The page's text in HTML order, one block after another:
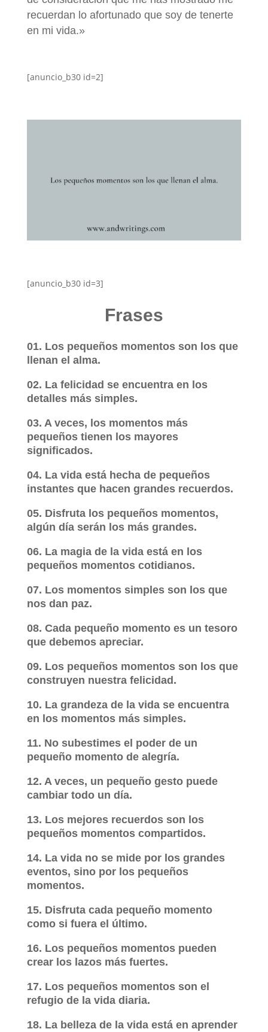
recuerdan lo afortunado que soy de tenerte
en mi vida.»
[anuncio_b30 id=2]
[anuncio_b30 id=3]
Frases
01. Los pequeños momentos son los que
llenan el alma.
02. La felicidad se encuentra en los
detalles más simples.
03. A veces, los momentos más
pequeños tienen los mayores
significados.
04. La vida está hecha de pequeños
instantes que hacen grandes recuerdos.
05. Disfruta los pequeños momentos,
algún día serán los más grandes.
06. La magia de la vida está en los
pequeños momentos cotidianos.
07. Los momentos simples son los que
nos dan paz.
08. Cada pequeño momento es un tesoro
que debemos apreciar.
09. Los pequeños momentos son los que
construyen nuestra felicidad.
10. La grandeza de la vida se encuentra
en los momentos más simples.
11. No subestimes el poder de un
pequeño momento de alegría.
12. A veces, un pequeño gesto puede
cambiar todo un día.
13. Los mejores recuerdos son los
pequeños momentos compartidos.
14. La vida no se mide por los grandes
eventos, sino por los pequeños
momentos.
15. Disfruta cada pequeño momento
como si fuera el último.
16. Los pequeños momentos pueden
crear los lazos más fuertes.
17. Los pequeños momentos son el
refugio de la vida diaria.
18. La belleza de la vida está en aprender